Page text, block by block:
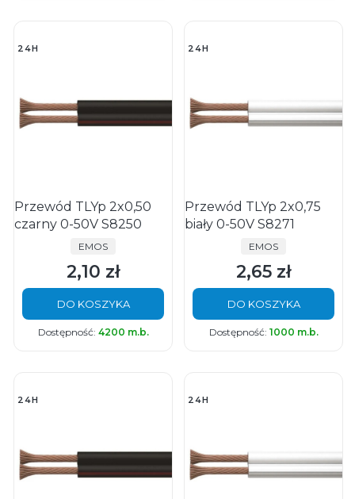
24H
Przewód TLYp 2x0,50
czarny 0-50V S8250
PRODUCENT
EMOS
Cena
2,10 zł
DO KOSZYKA
Dostępność: 4200 m.b.
24H
Przewód TLYp 2x0,75
biały 0-50V S8271
PRODUCENT
EMOS
Cena
2,65 zł
DO KOSZYKA
Dostępność: 1000 m.b.
24H 24H